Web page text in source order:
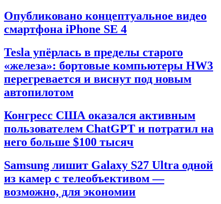
Опубликовано концептуальное видео
смартфона iPhone SE 4
Tesla упёрлась в пределы старого
«железа»: бортовые компьютеры HW3
перегревается и виснут под новым
автопилотом
Конгресс США оказался активным
пользователем ChatGPT и потратил на
него больше $100 тысяч
Samsung лишит Galaxy S27 Ultra одной
из камер с телеобъективом —
возможно, для экономии